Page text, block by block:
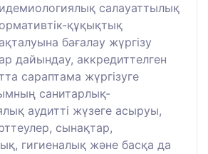
салауаттылық
құқықтық
бағалау жүргізу
дайындау, аккредиттелген
сараптама жүргізуге
санитарлық-
аудитті жүзеге асыруы,
сынақтар,
гигиеналық және басқа да